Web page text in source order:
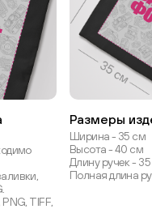
TIFF,
Размеры
Ширина - 35 см
Высота - 40 см
Длину ручек -
Полная длина